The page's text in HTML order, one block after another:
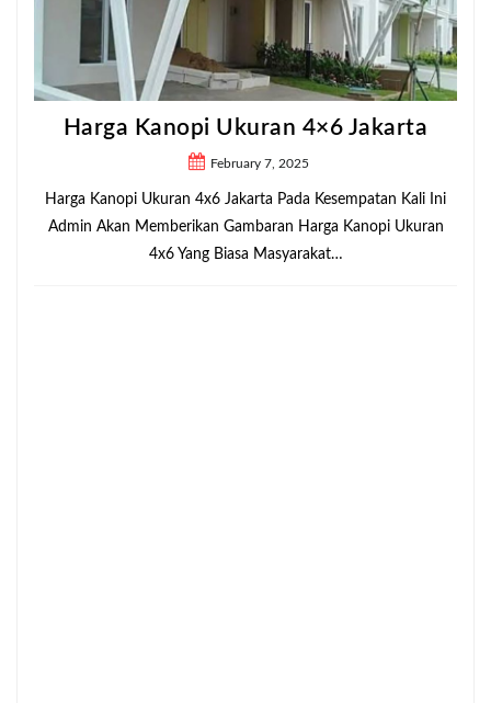
Harga Kanopi Ukuran 4×6 Jakarta
February 7, 2025
Harga Kanopi Ukuran 4x6 Jakarta Pada Kesempatan Kali Ini
Admin Akan Memberikan Gambaran Harga Kanopi Ukuran
4x6 Yang Biasa Masyarakat…